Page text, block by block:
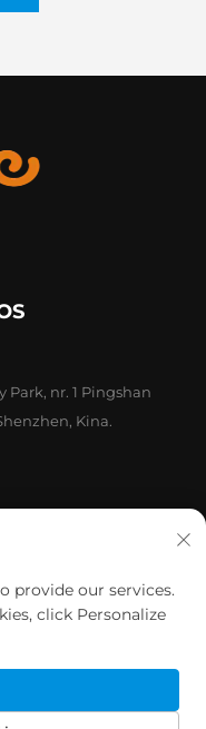
Park, nr. 1 Pingshan
Kina.
Co., Ltd. Alle
provide our services.
click Personalize